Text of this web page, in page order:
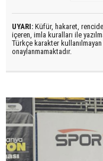
UYARI: Küfür, hakaret,
içeren, imla kuralları ile
Türkçe karakter
onaylanmamaktadır.